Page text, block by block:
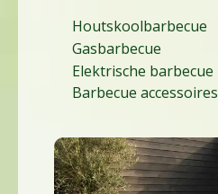
Houtskoolbarbecue
Gasbarbecue
Elektrische barbecue
Barbecue accessoires